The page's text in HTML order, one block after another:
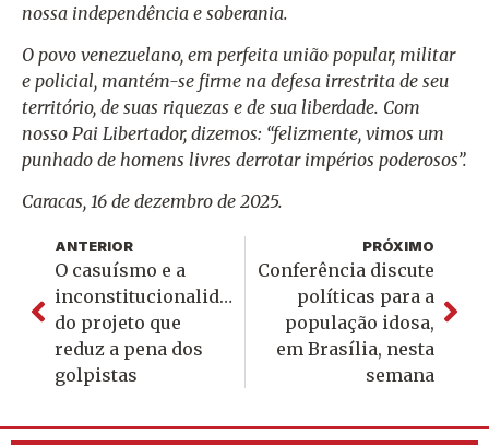
nossa independência e soberania.
O povo venezuelano, em perfeita união popular, militar
e policial, mantém-se firme na defesa irrestrita de seu
território, de suas riquezas e de sua liberdade. Com
nosso Pai Libertador, dizemos: “felizmente, vimos um
punhado de homens livres derrotar impérios poderosos”.
Caracas, 16 de dezembro de 2025.
ANTERIOR
O casuísmo e a
inconstitucionalidade
do projeto que
reduz a pena dos
golpistas
PRÓXIMO
Conferência discute
políticas para a
população idosa,
em Brasília, nesta
semana